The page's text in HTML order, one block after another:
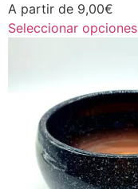
A partir de 9,00€
Seleccionar opciones